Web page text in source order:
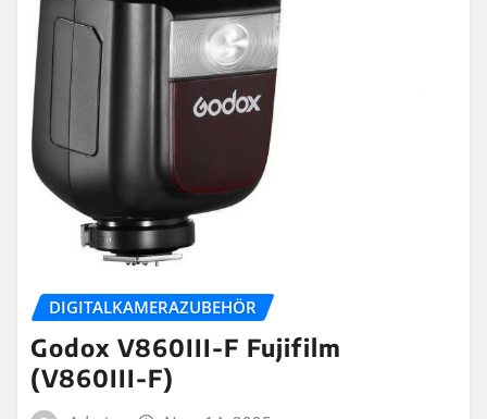
DIGITALKAMERAZUBEHÖR
Godox V860III-F Fujifilm
(V860III-F)